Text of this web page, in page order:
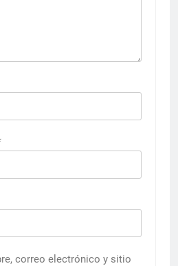
correo electrónico y sitio